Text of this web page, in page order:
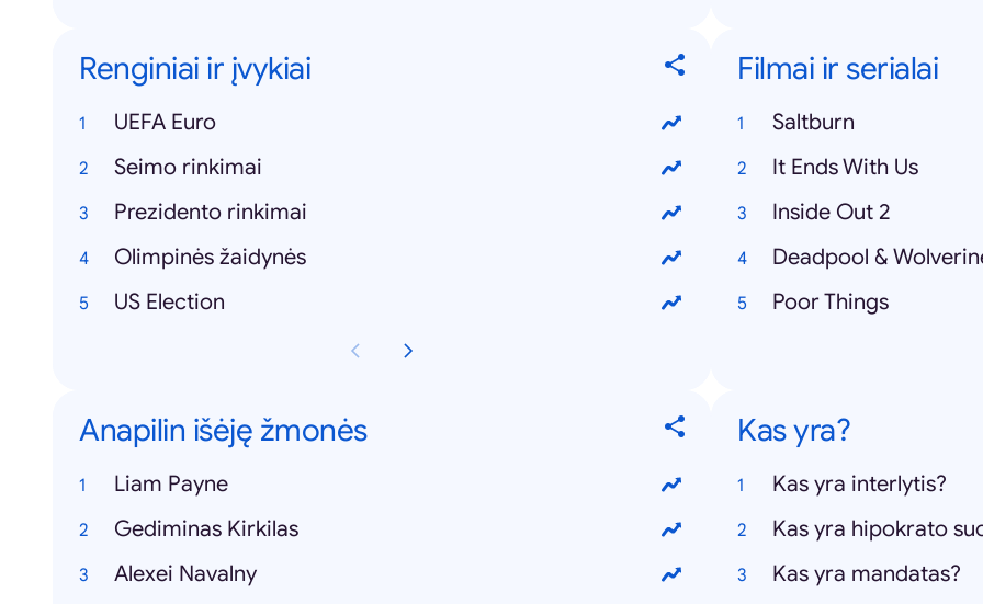
Renginiai ir įvykiai
UEFA Euro
Seimo rinkimai
Prezidento rinkimai
Olimpinės žaidynės
US Election
Filmai ir serialai
Saltburn
It Ends With Us
Inside Out 2
Deadpool &
Poor Things
Anapilin išėję žmonės
Liam Payne
Gediminas Kirkilas
Alexei Navalny
Kas yra?
Kas yra interlytis?
Kas yra hipokrato
Kas yra mandatas?